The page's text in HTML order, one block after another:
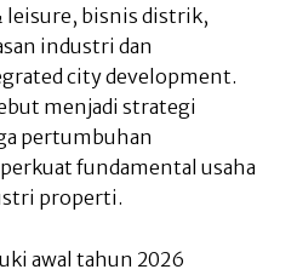
leisure, bisnis distrik,
industri dan
city development.
menjadi strategi
pertumbuhan
fundamental usaha
properti.
awal tahun 2026